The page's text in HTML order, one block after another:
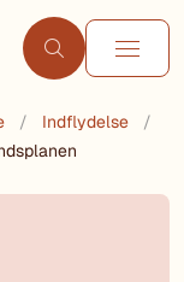
Indflydelse